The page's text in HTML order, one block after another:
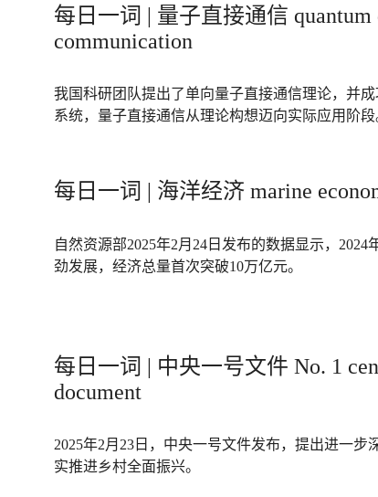
每日一词 | 量子直接通信 quantum
communication
我国科研团队提出了单向量子直接通信理论，并
系统，量子直接通信从理论构想迈向实际应用阶段
每日一词 | 海洋经济 marine
自然资源部2025年2月24日发布的数据显示，2024
劲发展，经济总量首次突破10万亿元。
每日一词 | 中央一号文件 No. 1
document
2025年2月23日，中央一号文件发布，提出进一步
实推进乡村全面振兴。